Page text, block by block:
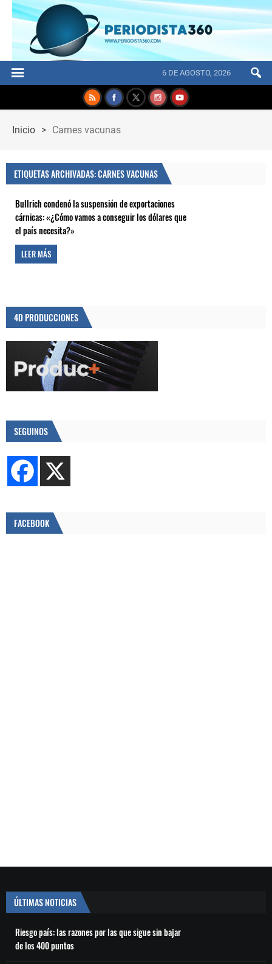
6 DE AGOSTO, 2026
Inicio > Carnes vacunas
ETIQUETAS ARCHIVADAS: CARNES VACUNAS
Bullrich condenó la suspensión de exportaciones
cárnicas: «¿Cómo vamos a conseguir los dólares que
el país necesita?»
LEER MÁS
4D PRODUCCIONES
SEGUINOS
FACEBOOK
ÚLTIMAS NOTICIAS
Riesgo país: las razones por las que sigue sin bajar
de los 400 puntos